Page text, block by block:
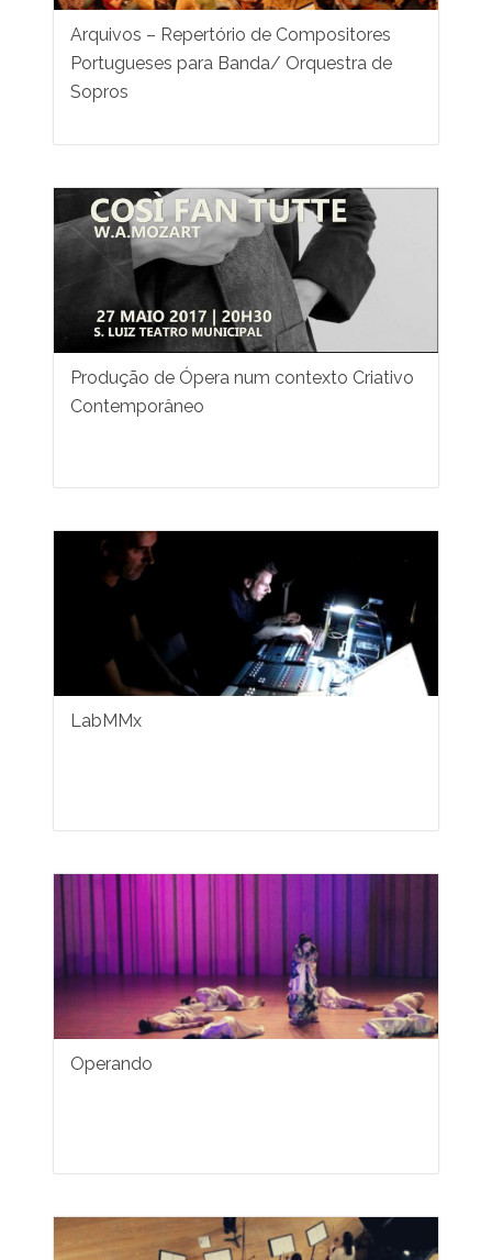
Arquivos – Repertório de Compositores
Portugueses para Banda/ Orquestra de
Sopros
Produção de Ópera num contexto Criativo
Contemporâneo
LabMMx
Operando